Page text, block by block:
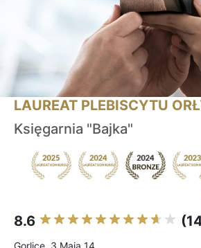
LAUREAT PLEBISCYTU
Księgarnia "Bajka"
8.6
Gorlice, 3 Maja 14